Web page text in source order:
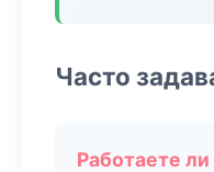
Часто
Работаете